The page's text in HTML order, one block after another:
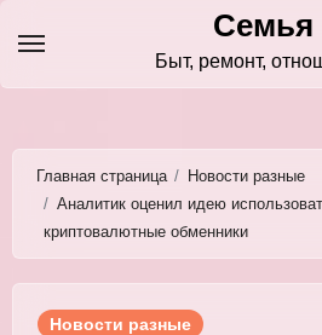
содержимому
Семья
Быт, ремонт,
Главная страница
Новости разные
Аналитик оценил идею
криптовалютные обменники
Новости разные